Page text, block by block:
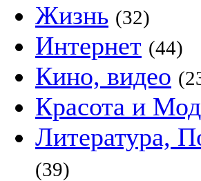
Жизнь (32)
Интернет (44)
Кино, видео
Красота и
Литература,
(39)